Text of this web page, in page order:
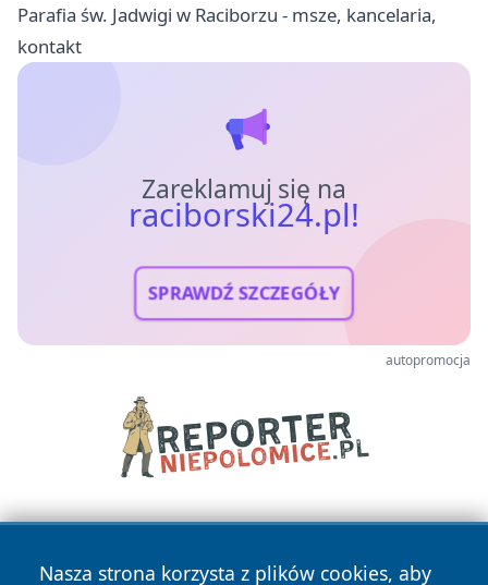
Parafia św. Jadwigi w Raciborzu - msze, kancelaria,
kontakt
Zareklamuj się na
raciborski24.pl!
SPRAWDŹ SZCZEGÓŁY
autopromocja
Nasza strona korzysta z plików cookies, aby